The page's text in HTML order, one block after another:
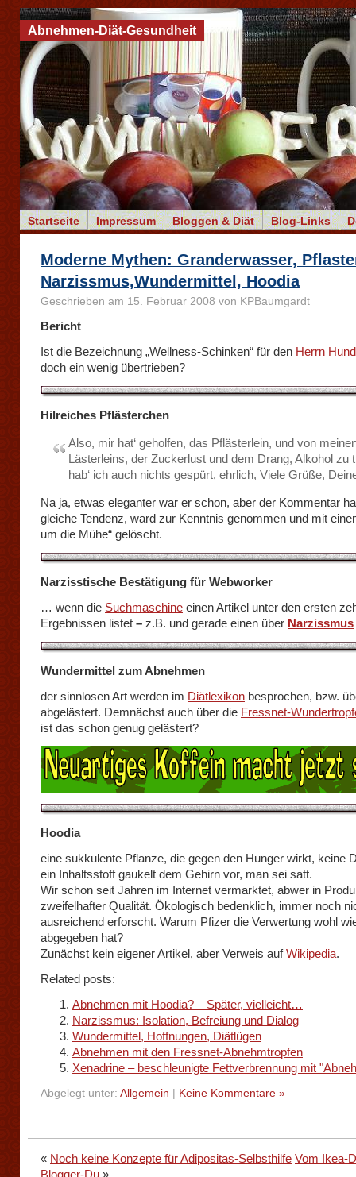
Startseite Impressum Bloggen & Diät Blog-Links
Abnehmen-Diät-Gesundheit
Moderne Mythen: Granderwasser,
Narzissmus,Wundermittel, Hoodia
Geschrieben am 15. Februar 2008 von KPBaumgardt
Bericht
Ist die Bezeichnung „Wellness-Schinken“ für den Herrn Hund
doch ein wenig übertrieben?
Hilreiches Pflästerchen
Also, mir hat‘ geholfen, das Pflästerlein, und von
Lästerleins, der Zuckerlust und dem Drang, Alkohol zu
hab‘ ich auch nichts gespürt, ehrlich, Viele Grüße,
Na ja, etwas eleganter war er schon, aber der Kommentar
gleiche Tendenz, ward zur Kenntnis genommen und mit
um die Mühe“ gelöscht.
Narzisstische Bestätigung für Webworker
… wenn die Suchmaschine einen Artikel unter den ersten
Ergebnissen listet – z.B. und gerade einen über Narzissmus
Wundermittel zum Abnehmen
der sinnlosen Art werden im Diätlexikon besprochen, bzw.
abgelästert. Demnächst auch über die Fressnet-
ist das schon genug gelästert?
Hoodia
eine sukkulente Pflanze, die gegen den Hunger wirkt, keine
ein Inhaltsstoff gaukelt dem Gehirn vor, man sei satt.
Wir schon seit Jahren im Internet vermarktet, abwer in
zweifelhafter Qualität. Ökologisch bedenklich, immer noch
ausreichend erforscht. Warum Pfizer die Verwertung wohl
abgegeben hat?
Zunächst kein eigener Artikel, aber Verweis aufWikipedia.
Related posts:
Abnehmen mit Hoodia? – Später, vielleicht…
Narzissmus: Isolation, Befreiung und Dialog
Wundermittel, Hoffnungen, Diätlügen
Abnehmen mit den Fressnet-Abnehmtropfen
Xenadrine – beschleunigte Fettverbrennung mit
Abgelegt unter: Allgemein Keine Kommentare »
« Noch keine Konzepte für Adipositas-Selbsthilfe Vom Ikea-
Blogger-Du »